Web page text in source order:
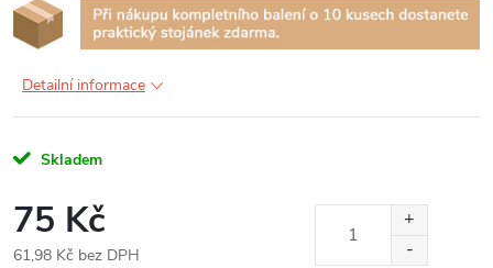
Detailní informace
Skladem
75 Kč
61,98 Kč bez DPH